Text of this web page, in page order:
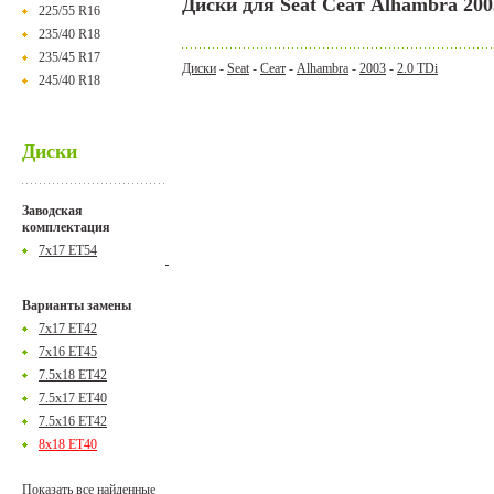
225/55 R16
235/40 R18
235/45 R17
245/40 R18
Диски
Заводская
комплектация
7x17 ET54
Варианты замены
7x17 ET42
7x16 ET45
7.5x18 ET42
7.5x17 ET40
7.5x16 ET42
8x18 ET40
Показать все найденные
Диски для Seat Сеат Alhambra
Диски - Seat - Сеат - Alhambra - 2003 - 2.0 TDi